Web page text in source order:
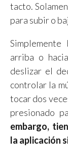
tacto.
para subir o
arriba o
deslizar el
controlar la
tocar dos
presionado
embargo,
la aplicación